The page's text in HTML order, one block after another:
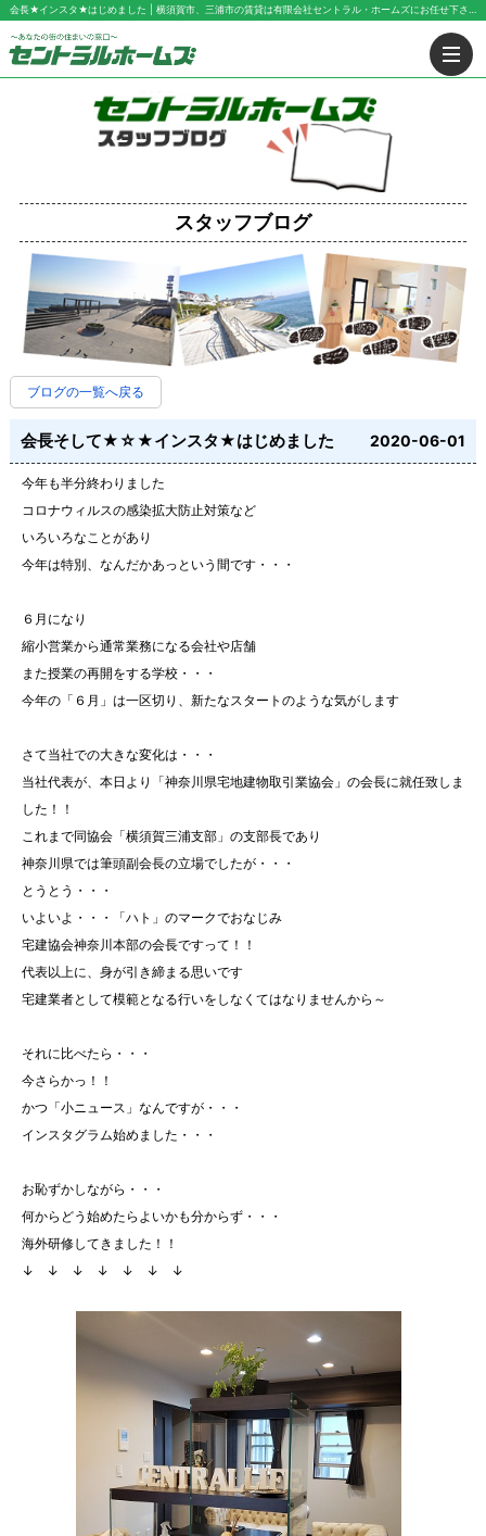
スタッフブログ
ブログの一覧へ戻る
会長そして★☆★インスタ★はじめました 2020-06-01
今年も半分終わりました
コロナウィルスの感染拡大防止対策など
いろいろなことがあり
今年は特別、なんだかあっという間です・・・
６月になり
縮小営業から通常業務になる会社や店舗
また授業の再開をする学校・・・
今年の「６月」は一区切り、新たなスタートのような気がします
さて当社での大きな変化は・・・
当社代表が、本日より「神奈川県宅地建物取引業協会」の会長に就任致しま
した！！
これまで同協会「横須賀三浦支部」の支部長であり
神奈川県では筆頭副会長の立場でしたが・・・
とうとう・・・
いよいよ・・・「ハト」のマークでおなじみ
宅建協会神奈川本部の会長ですって！！
代表以上に、身が引き締まる思いです
宅建業者として模範となる行いをしなくてはなりませんから～
それに比べたら・・・
今さらかっ！！
かつ「小ニュース」なんですが・・・
インスタグラム始めました・・・
お恥ずかしながら・・・
何からどう始めたらよいかも分からず・・・
海外研修してきました！！
↓ ↓ ↓ ↓ ↓ ↓ ↓